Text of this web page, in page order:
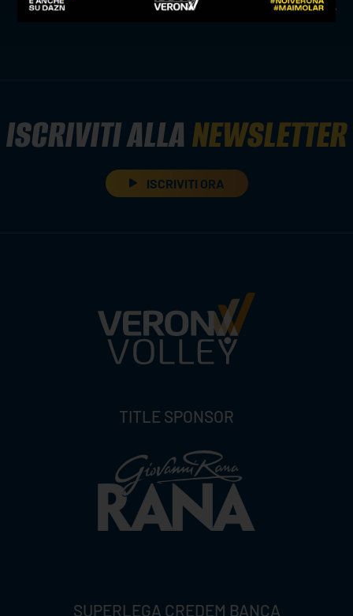
news prima squadra
ISCRIVITI ALLANEWSLETTER
ISCRIVITI ORA
TITLE SPONSOR
SUPERLEGA CREDEM BANCA